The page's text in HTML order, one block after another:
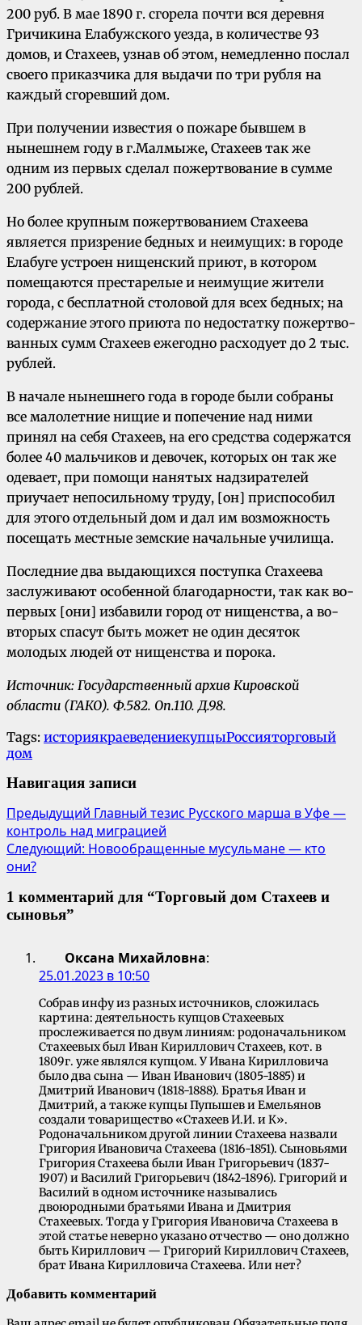
200 руб. В мае 1890 г. сгорела почти вся деревня
Гричикина Елабужского уезда, в количестве 93
домов, и Стахеев, узнав об этом, немедленно послал
своего приказчика для выдачи по три рубля на
каждый сгоревший дом.
При получении известия о пожаре бывшем в
нынешнем году в г.Малмыже, Стахеев так же
одним из первых сделал пожертвование в сумме
200 рублей.
Но более крупным пожертвованием Стахеева
является призрение бед­ных и неимущих: в городе
Елабуге устроен нищенский приют, в котором
помещаются престарелые и неимущие жители
города, с бесплатной столо­вой для всех бедных; на
содержание этого приюта по недостатку пожертво­
ванных сумм Стахеев ежегодно расходует до 2 тыс.
рублей.
В начале нынешнего года в городе были собраны
все малолетние нищие и попечение над ними
принял на себя Стахеев, на его средства содержатся
более 40 мальчиков и девочек, которых он так же
одевает, при помощи на­нятых надзирателей
приучает непосильному труду, [он] приспособил
для этого отдельный дом и дал им возможность
посещать местные земские на­чальные училища.
Последние два выдающихся поступка Стахеева
заслуживают особенной благодарности, так как во-
первых [они] избавили город от нищенства, а во-
вторых спасут быть может не один десяток
молодых людей от нищенства и порока.
Источник: Государственный архив Кировской
области (ГАКО). Ф.582. Оп.110. Д.98.
Tags: историякраеведениекупцыРоссияторговый
дом
Навигация записи
Предыдущий Главный тезис Русского марша в Уфе —
контроль над миграцией
Следующий: Новообращенные мусульмане — кто
они?
1 комментарий для “Торговый дом Стахеев и
сыновья”
Оксана Михайловна:
25.01.2023 в 10:50
Собрав инфу из разных источников, сложилась
картина: деятельность купцов Стахеевых
прослеживается по двум линиям: родоначальником
Стахеевых был Иван Кириллович Стахеев, кот. в
1809г. уже являлся купцом. У Ивана Кирилловича
было два сына — Иван Иванович (1805-1885) и
Дмитрий Иванович (1818-1888). Братья Иван и
Дмитрий, а также купцы Пупышев и Емельянов
создали товарищество «Стахеев И.И. и К».
Родоначальником другой линии Стахеева назвали
Григория Ивановича Стахеева (1816-1851). Сыновьями
Григория Стахеева были Иван Григорьевич (1837-
1907) и Василий Григорьевич (1842-1896). Григорий и
Василий в одном источнике назывались
двоюродными братьями Ивана и Дмитрия
Стахеевых. Тогда у Григория Ивановича Стахеева в
этой статье неверно указано отчество — оно должно
быть Кириллович — Григорий Кириллович Стахеев,
брат Ивана Кирилловича Стахеева. Или нет?
Добавить комментарий